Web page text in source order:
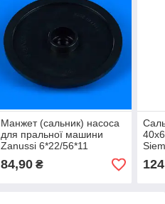
Манжет (сальник) насоса
для пральної машини
Zanussi 6*22/56*11
84,90₴ 124